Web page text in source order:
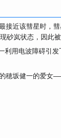
接近该彗星时，
岚状态，因此被
用电波障碍引发
穂坂健一的爱